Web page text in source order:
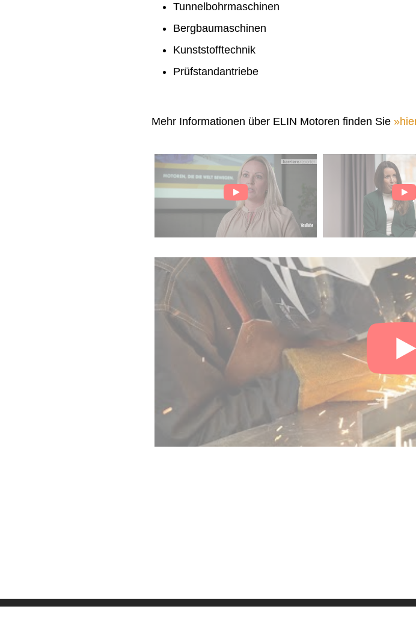
Tunnelbohrmaschinen
Bergbaumaschinen
Kunststofftechnik
Prüfstandantriebe
Mehr Informationen über ELIN Motoren finden Sie